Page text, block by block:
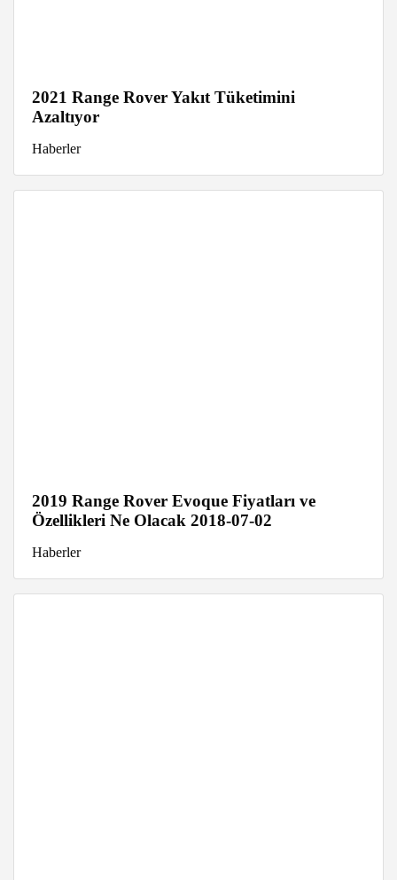
2021 Range Rover Yakıt Tüketimini
Azaltıyor
Haberler
2019 Range Rover Evoque Fiyatları ve
Özellikleri Ne Olacak 2018-07-02
Haberler